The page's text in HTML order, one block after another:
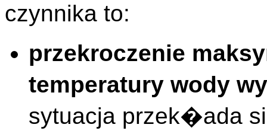
czynnika to:
przekroczenie
temperatury wody
sytuacja przek�ada